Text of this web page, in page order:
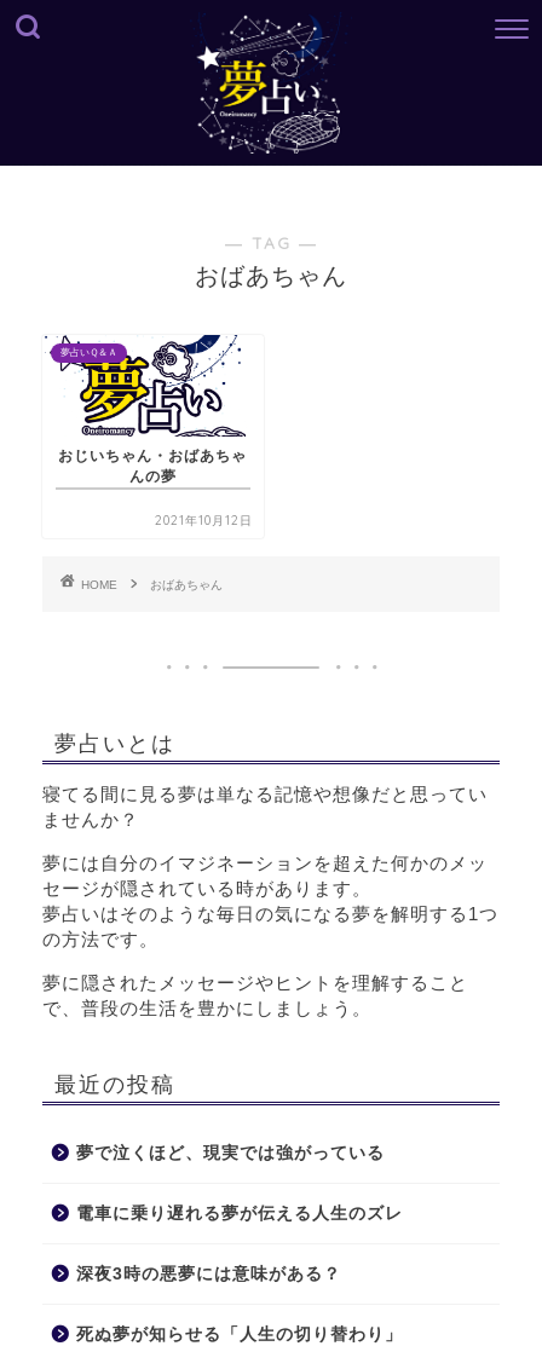
― TAG ―
おばあちゃん
夢占いＱ＆Ａ
おじいちゃん・おばあちゃ
んの夢
2021年10月12日
HOME おばあちゃん
夢占いとは
寝てる間に見る夢は単なる記憶や想像だと思ってい
ませんか？
夢には自分のイマジネーションを超えた何かのメッ
セージが隠されている時があります。
夢占いはそのような毎日の気になる夢を解明する1つ
の方法です。
夢に隠されたメッセージやヒントを理解すること
で、普段の生活を豊かにしましょう。
最近の投稿
夢で泣くほど、現実では強がっている
電車に乗り遅れる夢が伝える人生のズレ
深夜3時の悪夢には意味がある？
死ぬ夢が知らせる「人生の切り替わり」